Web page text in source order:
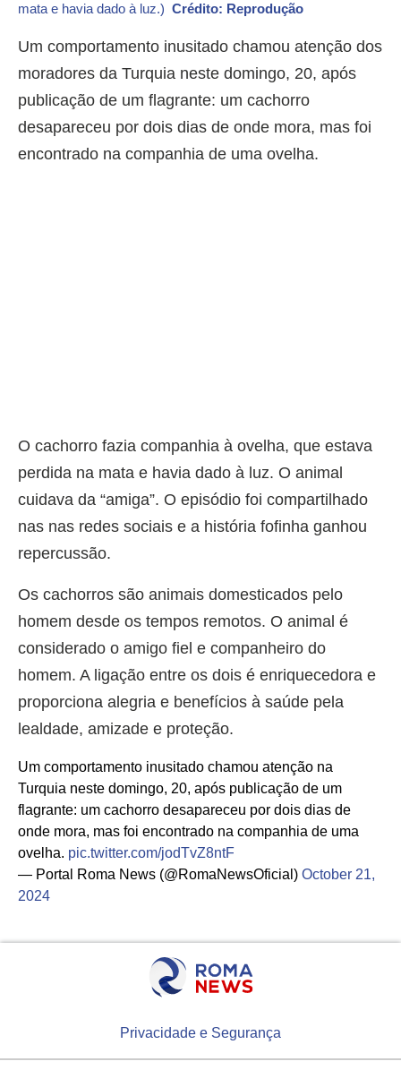
mata e havia dado à luz.) Crédito: Reprodução
Um comportamento inusitado chamou atenção dos
moradores da Turquia neste domingo, 20, após
publicação de um flagrante: um cachorro
desapareceu por dois dias de onde mora, mas foi
encontrado na companhia de uma ovelha.
O cachorro fazia companhia à ovelha, que estava
perdida na mata e havia dado à luz. O animal
cuidava da “amiga”. O episódio foi compartilhado
nas nas redes sociais e a história fofinha ganhou
repercussão.
Os cachorros são animais domesticados pelo
homem desde os tempos remotos. O animal é
considerado o amigo fiel e companheiro do
homem. A ligação entre os dois é enriquecedora e
proporciona alegria e benefícios à saúde pela
lealdade, amizade e proteção.
Um comportamento inusitado chamou atenção na
Turquia neste domingo, 20, após publicação de um
flagrante: um cachorro desapareceu por dois dias de
onde mora, mas foi encontrado na companhia de uma
ovelha. pic.twitter.com/jodTvZ8ntF
— Portal Roma News (@RomaNewsOficial) October 21,
2024
Privacidade e Segurança